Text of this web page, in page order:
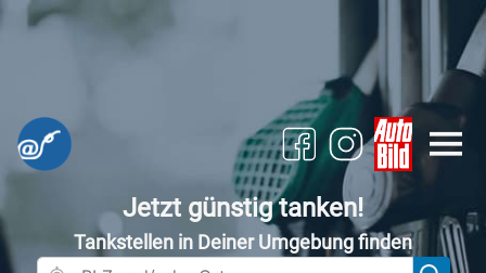
Jetzt günstig tanken!
Tankstellen in Deiner Umgebung finden